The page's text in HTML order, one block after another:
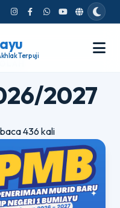
Terpuji
2027
436 kali